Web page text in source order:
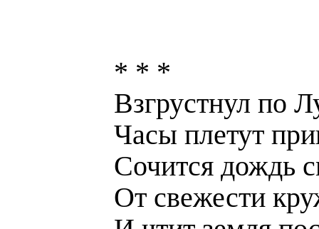
* * *
Взгрустнул по
Часы плетут
Сочится дождь
От свежести